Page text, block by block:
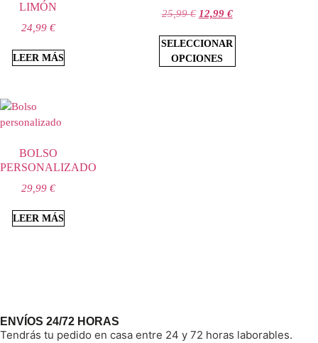
LIMÓN
24,99 €
LEER MÁS
25,99€ 12,99 €
SELECCIONAR
OPCIONES
BOLSO
PERSONALIZADO
29,99 €
LEER MÁS
ENVÍOS 24/72 HORAS
Tendrás tu pedido en casa entre 24 y 72 horas laborables.